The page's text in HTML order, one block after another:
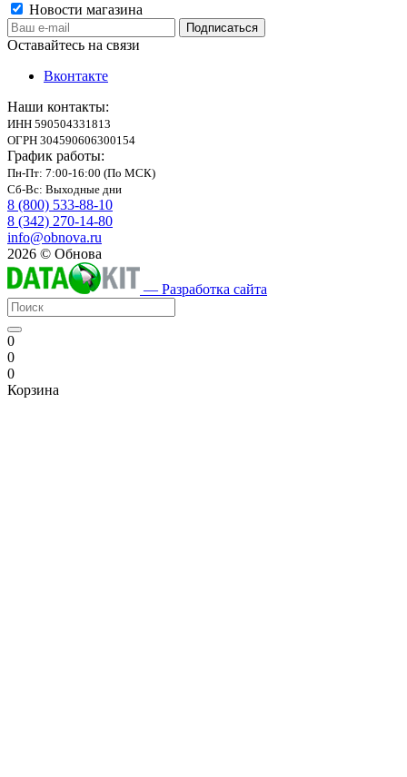
Новости магазина
Оставайтесь на связи
Вконтакте
Наши контакты:
ИНН 590504331813
ОГРН 304590606300154
График работы:
Пн-Пт: 7:00-16:00 (По МСК)
Сб-Вс: Выходные дни
8 (800) 533-88-10
8 (342) 270-14-80
info@obnova.ru
2026 © Обнова
— Разработка сайта
0
0
0
Корзина